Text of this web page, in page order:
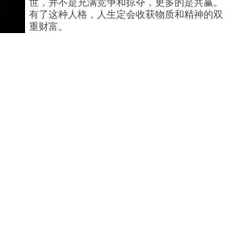
世，并不是充满竞争和掠夺，更多的是共赢。
有了这种人格，人生定会收获物质和精神的双
重财富。